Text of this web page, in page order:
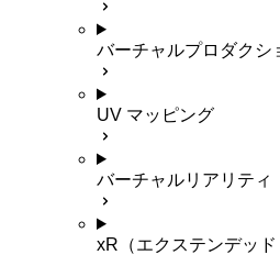
バーチャルプロダクシ
UV マッピング
バーチャルリアリティ
xR（エクステンデッド